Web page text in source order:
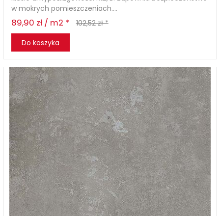
w mokrych pomieszczeniach....
89,90 zł / m2 *
102,52 zł *
Do koszyka